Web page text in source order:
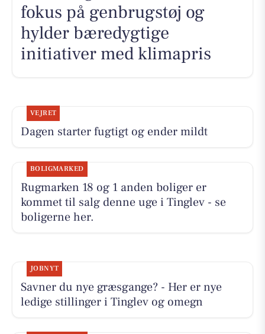
fokus på genbrugstøj og
hylder bæredygtige
initiativer med klimapris
VEJRET
Dagen starter fugtigt og ender mildt
BOLIGMARKED
Rugmarken 18 og 1 anden boliger er
kommet til salg denne uge i Tinglev - se
boligerne her.
JOBNYT
Savner du nye græsgange? - Her er nye
ledige stillinger i Tinglev og omegn